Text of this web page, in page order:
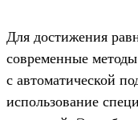
Для достижения
современные
с автоматической
использование